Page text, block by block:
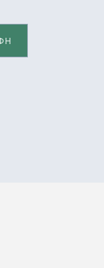
Προγραμμάτων